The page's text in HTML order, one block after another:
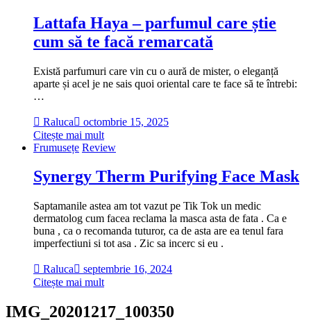
Lattafa Haya – parfumul care știe
cum să te facă remarcată
Există parfumuri care vin cu o aură de mister, o eleganță
aparte și acel je ne sais quoi oriental care te face să te întrebi:
…
Raluca
octombrie 15, 2025
Citește mai mult
Frumusețe Review
Synergy Therm Purifying Face Mask
Saptamanile astea am tot vazut pe Tik Tok un medic
dermatolog cum facea reclama la masca asta de fata . Ca e
buna , ca o recomanda tuturor, ca de asta are ea tenul fara
imperfectiuni si tot asa . Zic sa incerc si eu .
Raluca
septembrie 16, 2024
Citește mai mult
IMG_20201217_100350